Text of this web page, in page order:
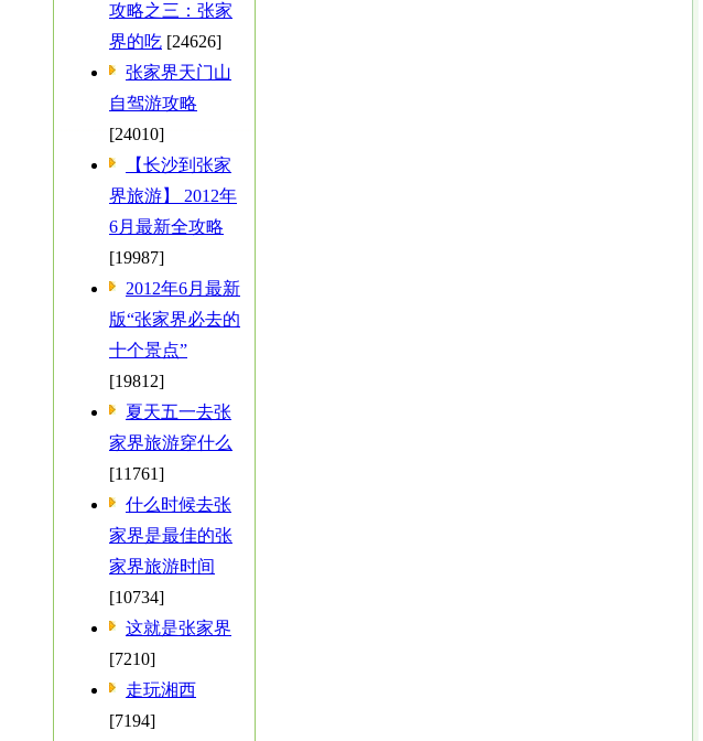
攻略之三：张家
界的吃 [24626]
张家界天门山
自驾游攻略
[24010]
【长沙到张家
界旅游】 2012年
6月最新全攻略
[19987]
2012年6月最新
版“张家界必去的
十个景点”
[19812]
夏天五一去张
家界旅游穿什么
[11761]
什么时候去张
家界是最佳的张
家界旅游时间
[10734]
这就是张家界
[7210]
走玩湘西
[7194]